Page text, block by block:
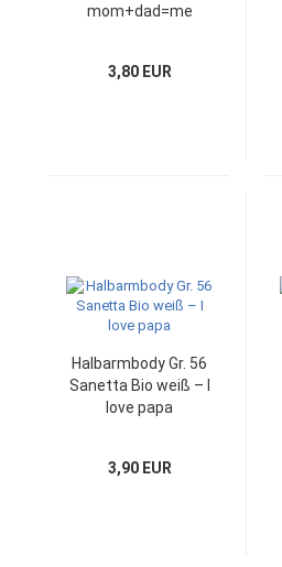
mom+dad=me
3,80 EUR
Halbarmbody Gr. 56
Sanetta Bio weiß – I
love papa
3,90 EUR